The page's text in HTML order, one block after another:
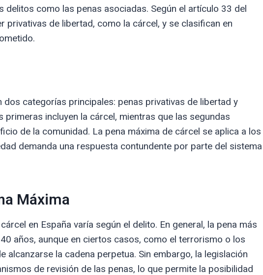
delitos como las penas asociadas. Según el artículo 33 del
privativas de libertad, como la cárcel, y se clasifican en
dos categorías principales: penas privativas de libertad y
primeras incluyen la cárcel, mientras que las segundas
de la comunidad. La pena máxima de cárcel se aplica a los
demanda una respuesta contundente por parte del sistema
Máxima
en España varía según el delito. En general, la pena más
años, aunque en ciertos casos, como el terrorismo o los
alcanzarse la cadena perpetua. Sin embargo, la legislación
de revisión de las penas, lo que permite la posibilidad